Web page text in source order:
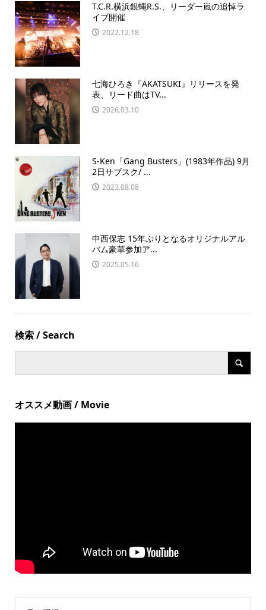
T.C.R.横浜銀蝿R.S.、リーダー嵐の追悼ラ
イブ開催
2022.12.18
七海ひろき『AKATSUKI』リリースを発
表、リード曲はTV...
2026.03.10
S-Ken「Gang Busters」(1983年作品) 9月
2日サブスク/ ...
2023.08.08
中西保志 15年ぶりとなるオリジナルアル
バム豪華参加ア...
2025.05.16
検索 / Search
オススメ動画 / Movie